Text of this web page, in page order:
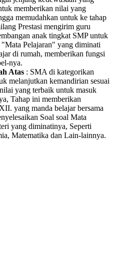
memberikan nilai yang
memudahkan untuk ke tahap
Prestasi mengirim guru
anak tingkat SMP untuk
Pelajaran" yang diminati
di rumah, memberikan fungsi
nya.
Atas : SMA di kategorikan
melanjutkan kemandirian sesuai
yang terbaik untuk masuk
Tahap ini memberikan
yang manda belajar bersama
Soal soal Mata
yang diminatinya, Seperti
Matematika dan Lain-lainnya.